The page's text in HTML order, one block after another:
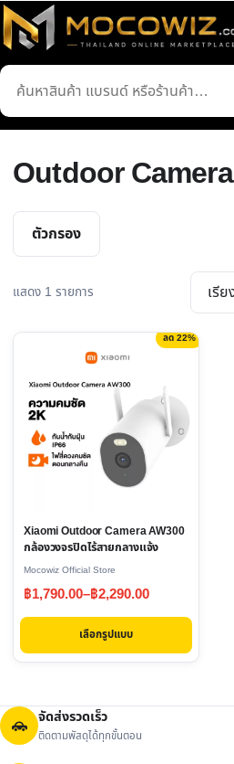
ข้าม
ไป
เนื้อหา
ค้นหา
สินค้า
Outdoor Camera
ตัวกรอง
แสดง 1 รายการ
ลด 22%
Xiaomi Outdoor Camera AW300
กล้องวงจรปิดไร้สายกลางแจ้ง
Mocowiz Official Store
฿1,790.00–฿2,290.00
Price
range:
฿1,790.00
through
เลือกรูปแบบ
has
multiple
variants.
The
be
chosen
on
the
page
จัดส่งรวดเร็ว
ติดตามพัสดุได้ทุกขั้นตอน